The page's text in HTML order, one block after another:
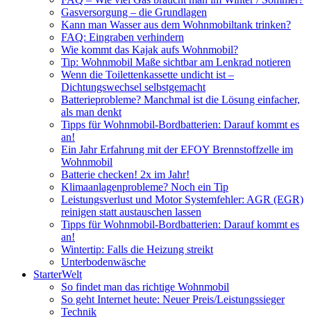
Gasversorgung – die Grundlagen
Kann man Wasser aus dem Wohnmobiltank trinken?
FAQ: Eingraben verhindern
Wie kommt das Kajak aufs Wohnmobil?
Tip: Wohnmobil Maße sichtbar am Lenkrad notieren
Wenn die Toilettenkassette undicht ist –
Dichtungswechsel selbstgemacht
Batterieprobleme? Manchmal ist die Lösung einfacher,
als man denkt
Tipps für Wohnmobil-Bordbatterien: Darauf kommt es
an!
Ein Jahr Erfahrung mit der EFOY Brennstoffzelle im
Wohnmobil
Batterie checken! 2x im Jahr!
Klimaanlagenprobleme? Noch ein Tip
Leistungsverlust und Motor Systemfehler: AGR (EGR)
reinigen statt austauschen lassen
Tipps für Wohnmobil-Bordbatterien: Darauf kommt es
an!
Wintertip: Falls die Heizung streikt
Unterbodenwäsche
StarterWelt
So findet man das richtige Wohnmobil
So geht Internet heute: Neuer Preis/Leistungssieger
Technik